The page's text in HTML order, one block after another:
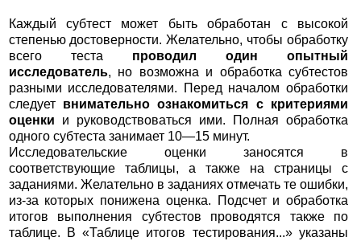
Каждый субтест может быть обработан с высокой
степенью достоверности. Желательно, чтобы обработку
всего теста проводил один опытный
исследователь, но возможна и обработка субтестов
разными исследователями. Перед началом обработки
следует внимательно ознакомиться с критериями
оценки и руководствоваться ими. Полная обработка
одного субтеста занимает 10—15 минут.
Исследовательские оценки заносятся в
соответствующие таблицы, а также на страницы с
заданиями. Желательно в заданиях отмечать те ошибки,
из-за которых понижена оценка. Подсчет и обработка
итогов выполнения субтестов проводятся также по
таблице. В «Таблице итогов тестирования...» указаны